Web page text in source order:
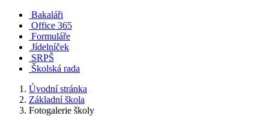
Bakaláři
Office 365
Formuláře
Jídelníček
SRPŠ
Školská rada
Úvodní stránka
Základní škola
Fotogalerie školy